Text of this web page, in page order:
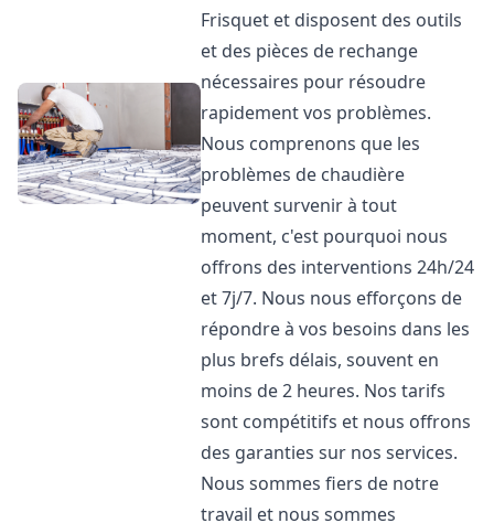
Frisquet et disposent des outils
et des pièces de rechange
nécessaires pour résoudre
rapidement vos problèmes.
Nous comprenons que les
problèmes de chaudière
peuvent survenir à tout
moment, c'est pourquoi nous
offrons des interventions 24h/24
et 7j/7. Nous nous efforçons de
répondre à vos besoins dans les
plus brefs délais, souvent en
moins de 2 heures. Nos tarifs
sont compétitifs et nous offrons
des garanties sur nos services.
Nous sommes fiers de notre
travail et nous sommes